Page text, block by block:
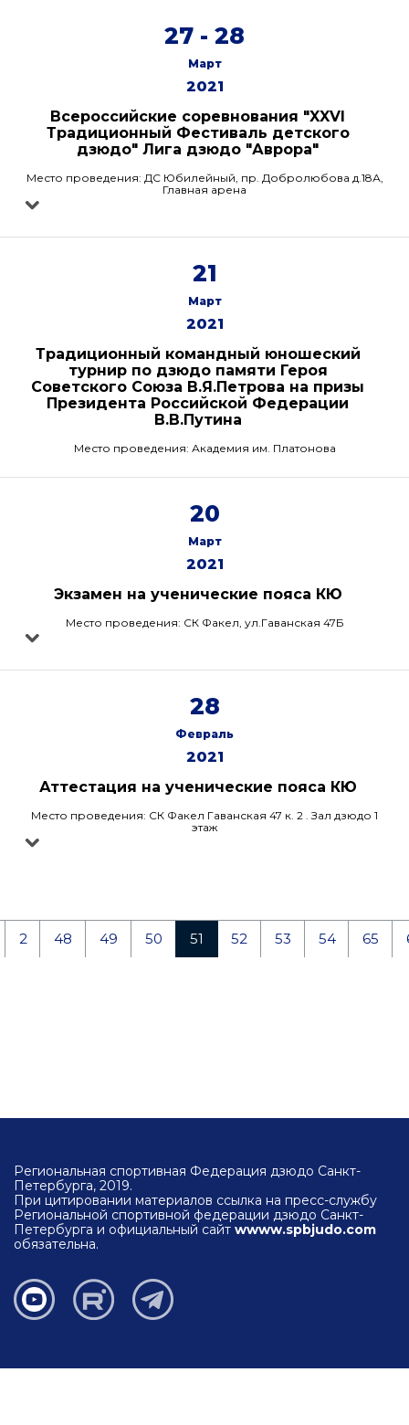
27 - 28
Март
2021
Всероссийские соревнования "XXVI
Традиционный Фестиваль детского
дзюдо" Лига дзюдо "Аврора"
Место проведения: ДС Юбилейный, пр. Добролюбова д.18А,
Главная арена
21
Март
2021
Традиционный командный юношеский
турнир по дзюдо памяти Героя
Советского Союза В.Я.Петрова на призы
Президента Российской Федерации
В.В.Путина
Место проведения: Академия им. Платонова
20
Март
2021
Экзамен на ученические пояса КЮ
Место проведения: СК Факел, ул.Гаванская 47Б
28
Февраль
2021
Аттестация на ученические пояса КЮ
Место проведения: СК Факел Гаванская 47 к. 2 . Зал дзюдо 1
этаж
2 48 49 50 51 52 53 54 65
Региональная спортивная Федерация дзюдо Санкт-
Петербурга, 2019.
При цитировании материалов ссылка на пресс-службу
Региональной спортивной федерации дзюдо Санкт-
Петербурга и официальный сайт wwww.spbjudo.com
обязательна.